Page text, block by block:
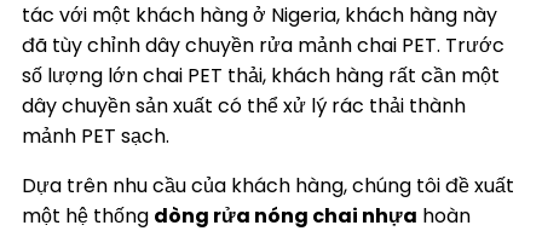
tác với một khách hàng ở Nigeria, khách hàng này
đã tùy chỉnh dây chuyền rửa mảnh chai PET. Trước
số lượng lớn chai PET thải, khách hàng rất cần một
dây chuyền sản xuất có thể xử lý rác thải thành
mảnh PET sạch.
Dựa trên nhu cầu của khách hàng, chúng tôi đề xuất
một hệ thống dòng rửa nóng chai nhựa hoàn